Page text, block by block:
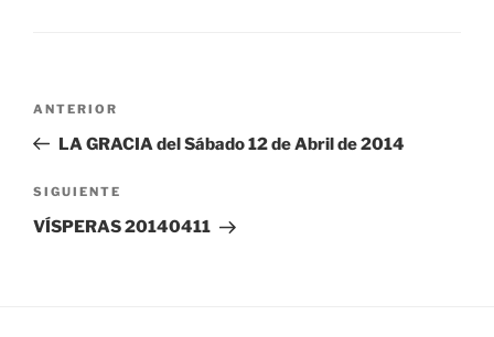
entradas
Entrada
anterior:
ANTERIOR
LA GRACIA del Sábado 12 de Abril de 2014
Siguiente
entrada
SIGUIENTE
VÍSPERAS 20140411